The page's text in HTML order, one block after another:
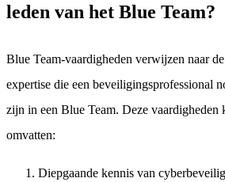
leden van het Blue Team?
Blue Team-vaardigheden verwijzen naar
expertise die een beveiligingsprofessional
zijn in een Blue Team. Deze vaardigheden
omvatten:
Diepgaande kennis van